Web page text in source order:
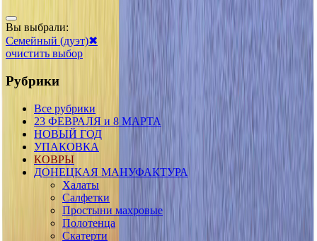
Вы выбрали:
Семейный (дуэт)✖
очистить выбор
Рубрики
Все рубрики
23 ФЕВРАЛЯ и 8 МАРТА
НОВЫЙ ГОД
УПАКОВКА
КОВРЫ
ДОНЕЦКАЯ МАНУФАКТУРА
Халаты
Салфетки
Простыни махровые
Полотенца
Скатерти